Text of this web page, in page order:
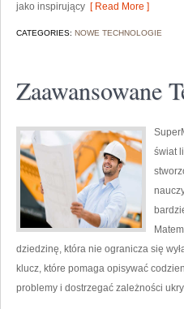
jako inspirujący [ Read More ]
CATEGORIES: NOWE TECHNOLOGIE
Zaawansowane
świat
dziedzinę, która nie ogranicza się
klucz, które pomaga opisywać
problemy i dostrzegać zależności